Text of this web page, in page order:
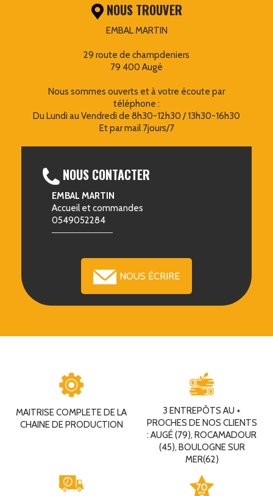
NOUS TROUVER
EMBAL MARTIN
29 route de champdeniers
79 400 Augé
Nous sommes ouverts et à votre écoute par
téléphone :
Du Lundi au Vendredi de 8h30-12h30 / 13h30-16h30
Et par mail 7jours/7
NOUS CONTACTER
EMBAL MARTIN
Accueil et commandes
0549052284
NOUS ÉCRIRE
MAITRISE COMPLETE DE LA
CHAINE DE PRODUCTION
3 ENTREPÔTS AU +
PROCHES DE NOS CLIENTS
: AUGÉ (79), ROCAMADOUR
(45), BOULOGNE SUR
MER(62)